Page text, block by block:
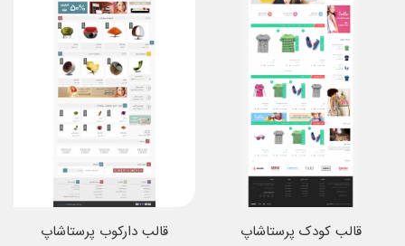
قالب دارکوب پرستاشاپ
قالب کودک پرستاشاپ